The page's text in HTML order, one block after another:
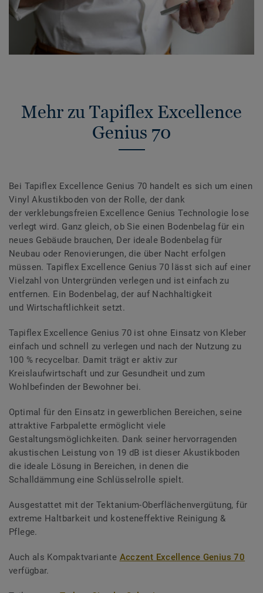
Mehr zu Tapiflex Excellence
Genius 70
Bei Tapiflex Excellence Genius 70 handelt es sich um einen
Vinyl Akustikboden von der Rolle, der dank
der verklebungsfreien Excellence Genius Technologie lose
verlegt wird. Ganz gleich, ob Sie einen Bodenbelag für ein
neues Gebäude brauchen, Der ideale Bodenbelag für
Neubau oder Renovierungen, die über Nacht erfolgen
müssen. Tapiflex Excellence Genius 70 lässt sich auf einer
Vielzahl von Untergründen verlegen und ist einfach zu
entfernen. Ein Bodenbelag, der auf Nachhaltigkeit
und Wirtschaftlichkeit setzt.
Tapiflex Excellence Genius 70 ist ohne Einsatz von Kleber
einfach und schnell zu verlegen und nach der Nutzung zu
100 % recycelbar. Damit trägt er aktiv zur
Kreislaufwirtschaft und zur Gesundheit und zum
Wohlbefinden der Bewohner bei.
Optimal für den Einsatz in gewerblichen Bereichen, seine
attraktive Farbpalette ermöglicht viele
Gestaltungsmöglichkeiten. Dank seiner hervorragenden
akustischen Leistung von 19 dB ist dieser Akustikboden
die ideale Lösung in Bereichen, in denen die
Schalldämmung eine Schlüsselrolle spielt.
Ausgestattet mit der Tektanium-Oberflächenvergütung, für
extreme Haltbarkeit und kosteneffektive Reinigung &
Pflege.
Auch als Kompaktvariante Acczent Excellence Genius 70
verfügbar.